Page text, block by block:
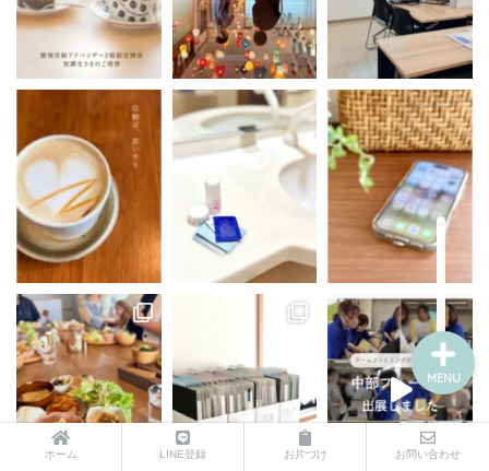
ホーム LINE登録 お片づけ お問い合わせ
MENU
サポートメニュー
講座・セミナーのご案内
プロフィール
お問い合わせ